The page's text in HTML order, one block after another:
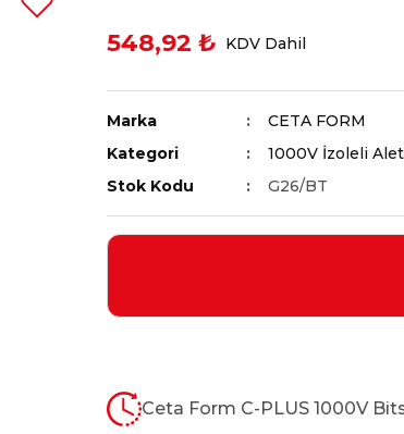
548,92 ₺ KDV Dahil
Marka
CETA FORM
Kategori
1000V İzoleli
Stok Kodu
G26/BT
Ceta Form C-PLUS 1000V